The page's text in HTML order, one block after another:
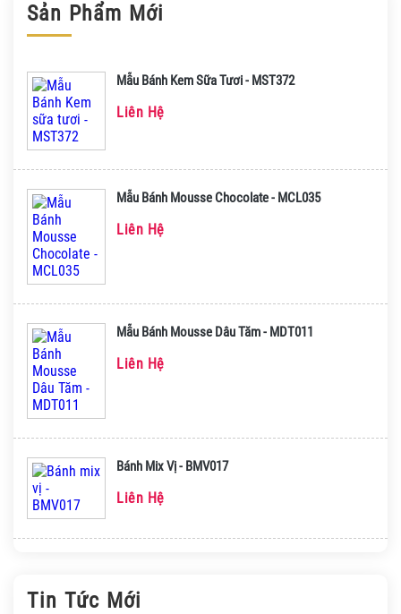
Sản Phẩm Mới
Mẫu Bánh Kem Sữa Tươi - MST372
Liên Hệ
Mẫu Bánh Mousse Chocolate - MCL035
Liên Hệ
Mẫu Bánh Mousse Dâu Tăm - MDT011
Liên Hệ
Bánh Mix Vị - BMV017
Liên Hệ
Tin Tức Mới